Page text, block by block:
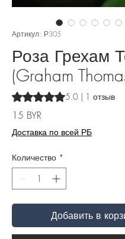
Артикул: Р305
Роза Грехам
(Graham
Оценка 5.0 из пяти звезд
5.0 | 1 отзыв
15 BYR
Доставка по всей РБ
Количество *
Добавить в